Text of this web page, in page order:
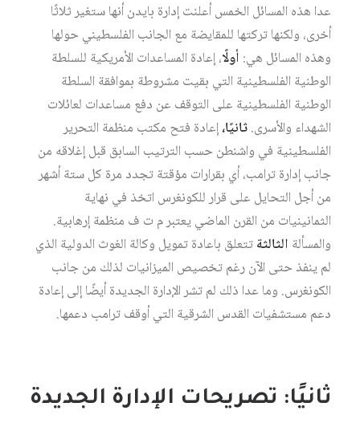
عدا هذه المسائل الخمس أعلنت إدارة بايدن أنها ستغير ثلاثًا
أخرى، ولكنها تركتها للمقايضة مع الجانب الفلسطيني حولها
وهذه المسائل هي: أولًا، إعادة المساعدات الأمريكية للسلطة
الوطنية الفلسطينية التي بقيت مشروطة بموافقة السلطة
الوطنية الفلسطينية على التوقف عن دفع مساعدات لعائلات
الشهداء والأسرى.ثانيًا،إعادة فتح مكتب منظمة التحرير
الفلسطينية في واشنطن حسب الترتيب السابق قبل إغلاقه من
جانب إدارة ترامب، أي بقرارات مؤقتة تجدد مرة كل ستة أشهر
من أجل التحايل على قرار للكونغرس اتخذ في نهاية
الثمانينيات من القرن الماضي يعتبر م ت ف منظمة إرهابية.
والمسألة الثالثةتتعلق باعادة تمويل وكالة الغوث الدولية الذي
لم ينفذ حتى الآن رغم تخصيص الميزانيات لذلك من جانب
الكونغرس. وما عدا ذلك لم تشر الإدارة الجديدة أيضًا إلى إعادة
دعم مستشفيات القدس الشرقية التي أوقف ترامب دعمها.
ثانيًا: تصريحات الإدارة الجديدة